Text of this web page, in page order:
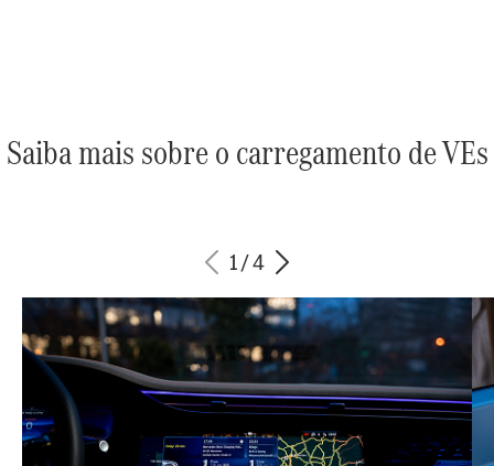
Saiba mais sobre o carregamento de VEs
1/4